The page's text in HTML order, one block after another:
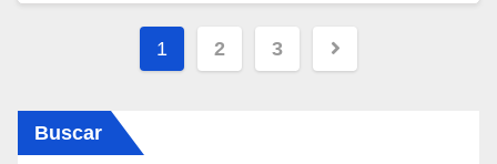
Paginación
entradas
1 2 3
Buscar